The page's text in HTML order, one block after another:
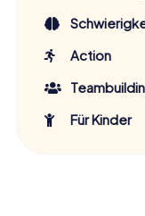
Action
Für Kinder